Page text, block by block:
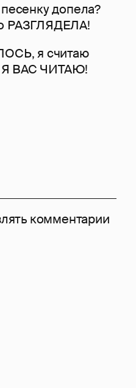
допела?
РАЗГЛЯДЕЛА!
я считаю
Я ВАС ЧИТАЮ!
комментарии